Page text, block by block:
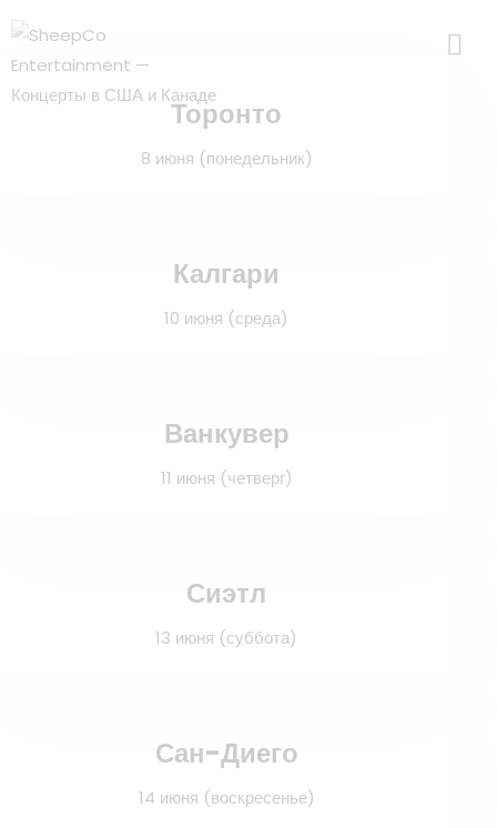
Торонто
8 июня (понедельник)
Калгари
10 июня (среда)
Ванкувер
11 июня (четверг)
Сиэтл
13 июня (суббота)
Сан-Диего
14 июня (воскресенье)